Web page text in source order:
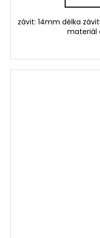
závit: 14mm délka
materiál